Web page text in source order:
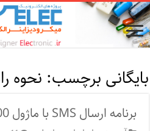
بایگانی برچسب: نحوه
برنامه ارسال SMS با ماژول SIM900 به زبان بیسیک